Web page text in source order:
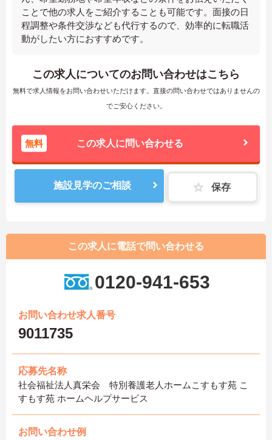
ことで他の求人をご紹介することも可能です。面接の日
程調整や条件交渉なども代行するので、効率的に転職活
動がしたい方におすすめです。
この求人についてのお問い合わせはこちら
無料で求人情報をお問い合わせいただけます。直接の問い合わせではありませんの
でご安心ください。
無料 この求人に問い合わせる
施設見学のご相談 保存
この求人に電話で問い合わせる
0120-941-653
お問い合わせ求人番号
9011735
応募先名称
社会福祉法人真栄会 特別養護老人ホームこすもす苑 こ
すもす苑 ホームヘルプサービス
お問い合わせ例